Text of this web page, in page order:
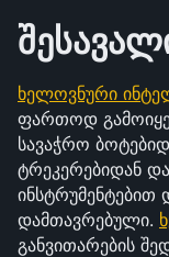
ხელოვნური
ფართოდ
სავაჭრო
ტრეკერებიდან
ინსტრუმენტებით
დამთავრებული.
განვითარების